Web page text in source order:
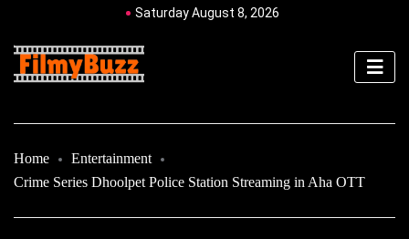
Saturday August 8, 2026
Home
Entertainment
Crime Series Dhoolpet Police Station Streaming in Aha OTT